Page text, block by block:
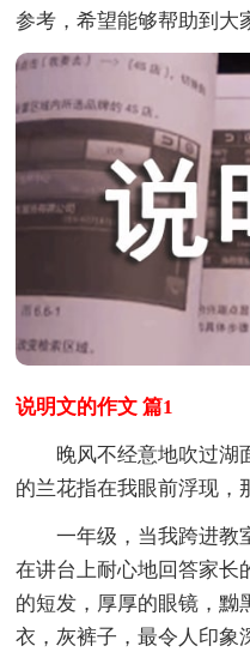
参考，希望能够帮助到大
说明文的作文 篇1
晚风不经意地吹过湖
的兰花指在我眼前浮现
一年级，当我跨进教
在讲台上耐心地回答家长
的短发，厚厚的眼镜，黝
衣，灰裤子，最令人印象